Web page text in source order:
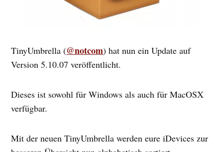
TinyUmbrella (@notcom) hat nun ein Update auf
Version 5.10.07 veröffentlicht.
Dieses ist sowohl für Windows als auch für MacOSX
verfügbar.
Mit der neuen TinyUmbrella werden eure iDevices zur